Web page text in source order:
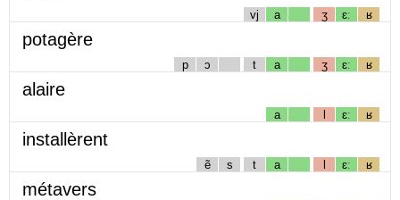
vj a ʒ ɛː ʁ
potagère
p ɔ t a ʒ ɛː ʁ
alaire
a l ɛː ʁ
installèrent
ẽ s t a l ɛː ʁ
métavers